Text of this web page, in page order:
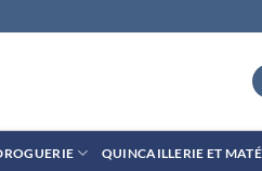
QUINCAILLERIE ET